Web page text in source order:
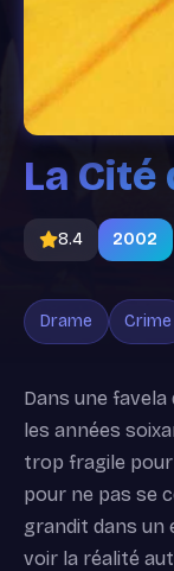
La Cité
8.4 2002
Drame Crime
Dans une favela
les années
trop fragile pour
pour ne pas se
grandit dans un
voir la réalité